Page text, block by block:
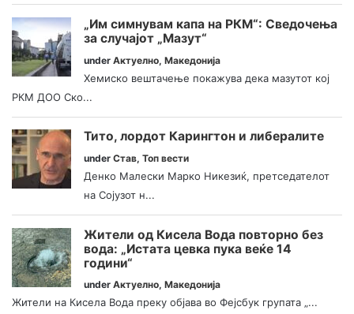
„Им симнувам капа на РКМ“: Сведочења
за случајот „Мазут“
under Актуелно, Македонија
Хемиско вештачење покажува дека мазутот кој
РКМ ДОО Ско...
Тито, лордот Карингтон и либералите
under Став, Топ вести
Денко Малески Марко Никезиќ, претседателот
на Сојузот н...
Жители од Кисела Вода повторно без
вода: „Истата цевка пука веќе 14
години“
under Актуелно, Македонија
Жители на Кисела Вода преку објава во Фејсбук групата „...